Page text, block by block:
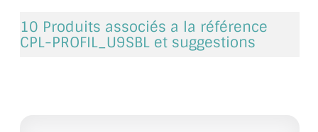
FIXATION GARDES CORPS
10 Produits associés a la référence
CPL-PROFIL_U9SBL et suggestions